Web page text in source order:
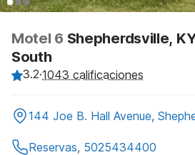
Motel 6 Shepherdsville,
South
3.2·1043 calificaciones
144 Joe B. Hall Avenue,
Reservas, 5025434400